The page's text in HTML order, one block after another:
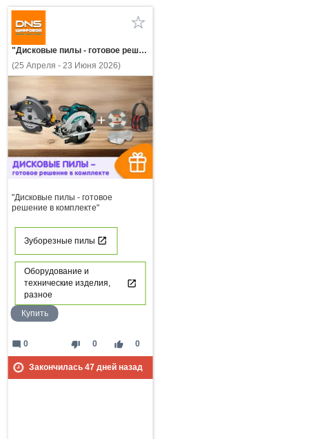
"Дисковые пилы - готовое решение в комплекте"
(25 Апреля - 23 Июня 2026)
"Дисковые пилы - готовое
решение в комплекте"
Зуборезные пилы
Оборудование и
технические изделия,
разное
Купить
thumb_down 0 thumb_up 0
mode_comment 0
Закончилась 47дней назад